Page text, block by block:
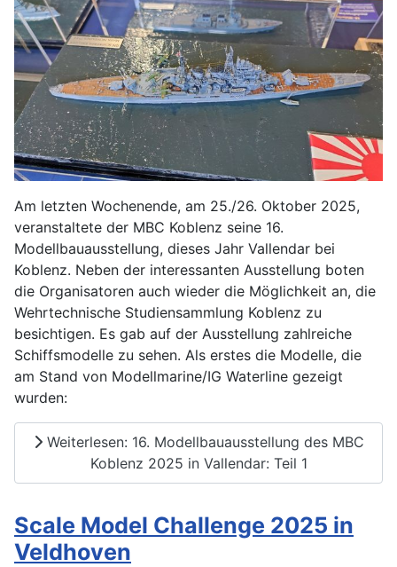
Am letzten Wochenende, am 25./26. Oktober 2025,
veranstaltete der MBC Koblenz seine 16.
Modellbauausstellung, dieses Jahr Vallendar bei
Koblenz. Neben der interessanten Ausstellung boten
die Organisatoren auch wieder die Möglichkeit an, die
Wehrtechnische Studiensammlung Koblenz zu
besichtigen. Es gab auf der Ausstellung zahlreiche
Schiffsmodelle zu sehen. Als erstes die Modelle, die
am Stand von Modellmarine/IG Waterline gezeigt
wurden:
Weiterlesen: 16. Modellbauausstellung des MBC
Koblenz 2025 in Vallendar: Teil 1
Scale Model Challenge 2025 in
Veldhoven